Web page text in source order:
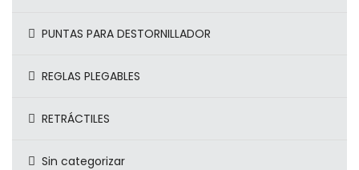
PUNTAS PARA DESTORNILLADOR
REGLAS PLEGABLES
RETRÁCTILES
Sin categorizar